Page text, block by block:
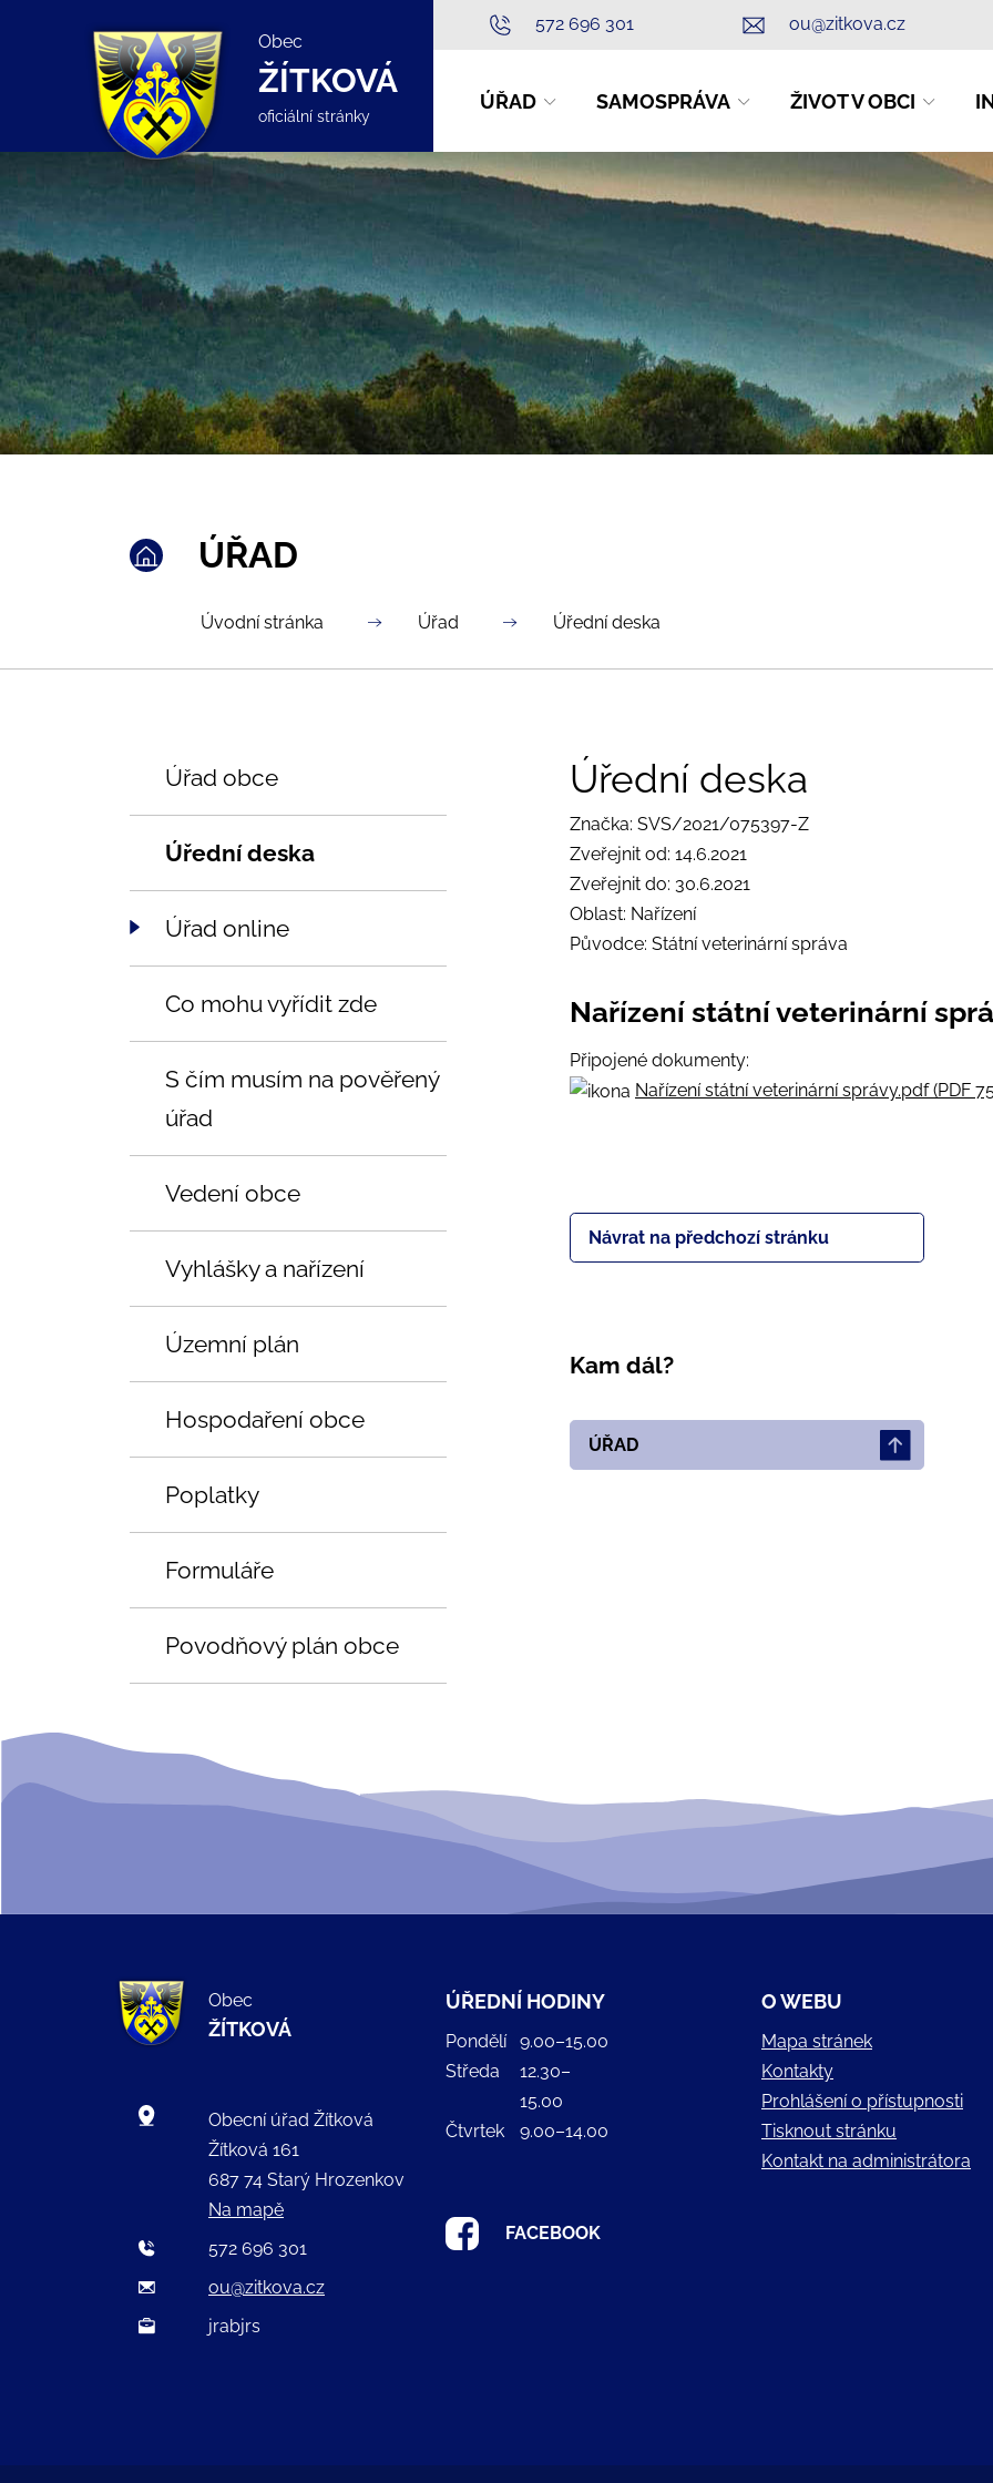
Obec
ŽÍTKOVÁ
oficiální stránky
572 696 301 ou@zitkova.cz
ÚŘAD SAMOSPRÁVA ŽIVOT V OBCI
ÚŘAD
Úvodní stránka Úřad Úřední deska
Úřední deska
Značka: SVS/2021/075397-Z
Zveřejnit od: 14.6.2021
Zveřejnit do: 30.6.2021
Oblast: Nařízení
Původce: Státní veterinární správa
Nařízení státní veterinární
Připojené dokumenty:
Nařízení státní veterinární správy.pdf (PDF
Návrat na předchozí stránku
Kam dál?
ÚŘAD
Úřad obce
Úřední deska
Úřad online
Co mohu vyřídit zde
S čím musím na pověřený
úřad
Vedení obce
Vyhlášky a nařízení
Územní plán
Hospodaření obce
Poplatky
Formuláře
Povodňový plán obce
Obec
ŽÍTKOVÁ
Obecní úřad Žítková
Žítková 161
687 74 Starý Hrozenkov
Na mapě
572 696 301
ou@zitkova.cz
jrabjrs
ÚŘEDNÍ HODINY
Pondělí
9.00–15.00
Středa
12.30–
15.00
Čtvrtek
9.00–14.00
FACEBOOK
O WEBU
Mapa stránek
Kontakty
Prohlášení o přístupnosti
Tisknout stránku
Kontakt na administrátora